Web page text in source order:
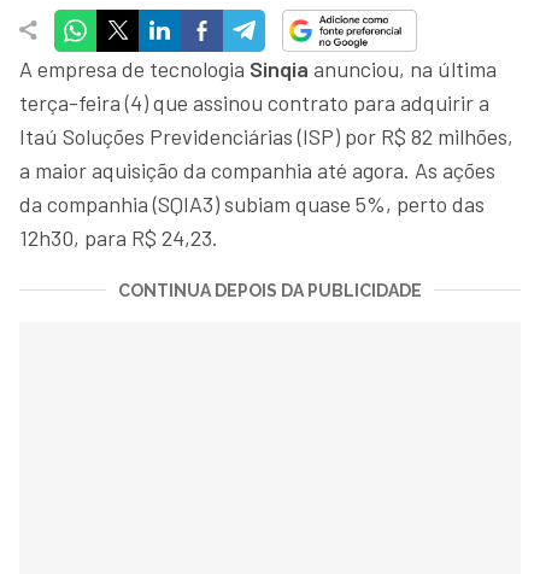
A empresa de tecnologia Sinqia anunciou, na última
terça-feira (4) que assinou contrato para adquirir a
Itaú Soluções Previdenciárias (ISP) por R$ 82 milhões,
a maior aquisição da companhia até agora. As ações
da companhia (SQIA3) subiam quase 5%, perto das
12h30, para R$ 24,23.
CONTINUA DEPOIS DA PUBLICIDADE